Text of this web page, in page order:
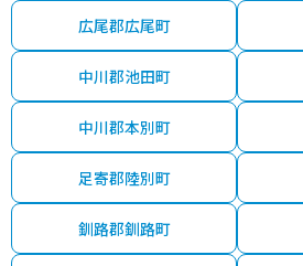
広尾郡広尾町
中川郡池田町
中川郡本別町
足寄郡陸別町
釧路郡釧路町